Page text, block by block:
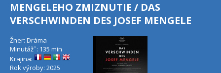
MENGELEHO ZMIZNUTIE / DAS
VERSCHWINDEN DES JOSEF MENGELE
Žner: Dráma
Minutáž˝: 135 min
Krajina:
Rok výroby: 2025